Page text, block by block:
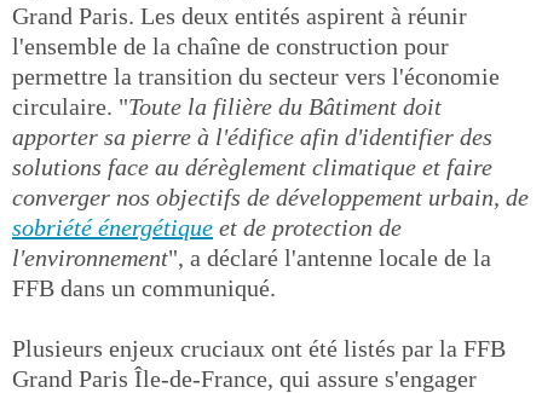
Grand Paris. Les deux entités aspirent à réunir
l'ensemble de la chaîne de construction pour
permettre la transition du secteur vers l'économie
circulaire. "Toute la filière du Bâtiment doit
apporter sa pierre à l'édifice afin d'identifier des
solutions face au dérèglement climatique et faire
converger nos objectifs de développement urbain, de
sobriété énergétique et de protection de
l'environnement", a déclaré l'antenne locale de la
FFB dans un communiqué.
Plusieurs enjeux cruciaux ont été listés par la FFB
Grand Paris Île-de-France, qui assure s'engager